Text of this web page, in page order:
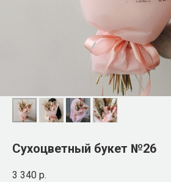
Сухоцветный букет №26
3 340 р.